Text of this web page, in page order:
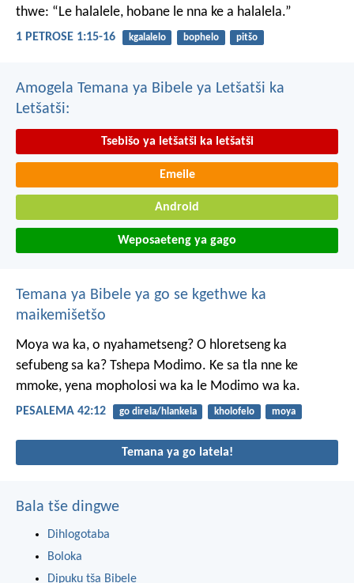
thwe: “Le halalele, hobane le nna ke a halalela.”
1 PETROSE 1:15-16 kgalalelo bophelo pitšo
Amogela Temana ya Bibele ya Letšatši ka
Letšatši:
Tsebišo ya letšatši ka letšatši
Emeile
Android
Weposaeteng ya gago
Temana ya Bibele ya go se kgethwe ka
maikemišetšo
Moya wa ka, o nyahametseng? O hloretseng ka
sefubeng sa ka? Tshepa Modimo. Ke sa tla nne ke
mmoke, yena mopholosi wa ka le Modimo wa ka.
PESALEMA 42:12 go direla/hlankela kholofelo moya
Temana ya go latela!
Bala tše dingwe
Dihlogotaba
Boloka
Dipuku tša Bibele